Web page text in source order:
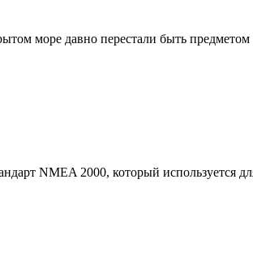
море давно перестали быть
NMEA 2000, который